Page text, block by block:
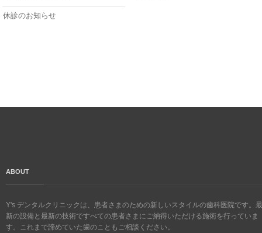
休診のお知らせ
ABOUT
Y's デンタルクリニックは、患者さまのための新しいスタイルの歯科医院です。最
新の設備と最新の技術ですべての患者さまにご納得いただける施術を行っていま
す。これまで諦めていた歯のこともご相談ください。